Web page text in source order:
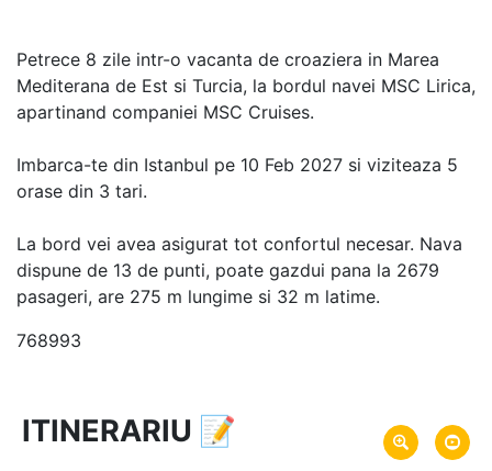
Petrece 8 zile intr-o vacanta de croaziera in Marea
Mediterana de Est si Turcia, la bordul navei MSC Lirica,
apartinand companiei MSC Cruises.
Imbarca-te din Istanbul pe 10 Feb 2027 si viziteaza 5
orase din 3 tari.
La bord vei avea asigurat tot confortul necesar. Nava
dispune de 13 de punti, poate gazdui pana la 2679
pasageri, are 275 m lungime si 32 m latime.
768993
8 zile vacanta de croaziera in
Marea Mediterana de Est si Turcia -
link oferta
ITINERARIU 📝